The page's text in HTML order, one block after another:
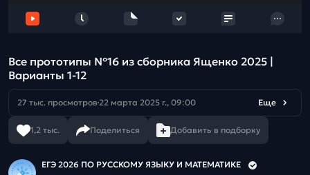
отзыв
Все прототипы №16 из сборника Ященко 2025 |
Варианты 1-12
27 тыс. просмотров 22 марта 2025 г., 09:00 Еще
1,2 тыс. Поделиться Добавить в подборку
ЕГЭ 2026 ПО РУССКОМУ ЯЗЫКУ И МАТЕМАТИКЕ